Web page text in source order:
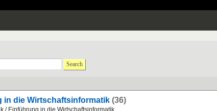
Search
in die Wirtschaftsinformatik (36)
/ Einführung in die Wirtschaftsinformatik